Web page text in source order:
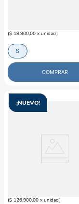
($ 18.900,00 x unidad)
S
COMPRAR
¡NUEVO!
($ 126.900,00 x unidad)